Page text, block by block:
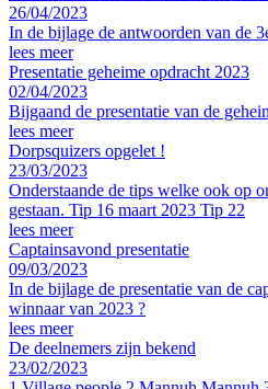
26/04/2023
In de bijlage de antwoorden van de
lees meer
Presentatie geheime opdracht 2023
02/04/2023
Bijgaand de presentatie van de
lees meer
Dorpsquizers opgelet !
23/03/2023
Onderstaande de tips welke ook op
gestaan. Tip 16 maart 2023 Tip 22
lees meer
Captainsavond presentatie
09/03/2023
In de bijlage de presentatie van de
winnaar van 2023 ?
lees meer
De deelnemers zijn bekend
23/02/2023